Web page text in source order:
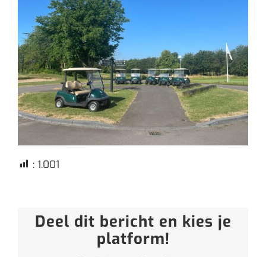
: 1.001
Deel dit bericht en kies je
platform!